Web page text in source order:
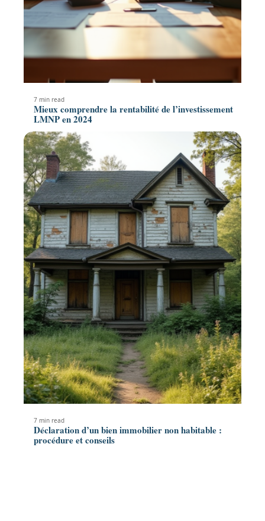
7 min read
Mieux comprendre la rentabilité de l’investissement
LMNP en 2024
7 min read
Déclaration d’un bien immobilier non habitable :
procédure et conseils